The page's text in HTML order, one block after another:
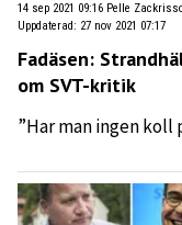
14 sep 2021 09:16 Pelle
Uppdaterad: 27 nov 2021 07:17
Fadäsen:
om SVT-kritik
”Har man ingen koll